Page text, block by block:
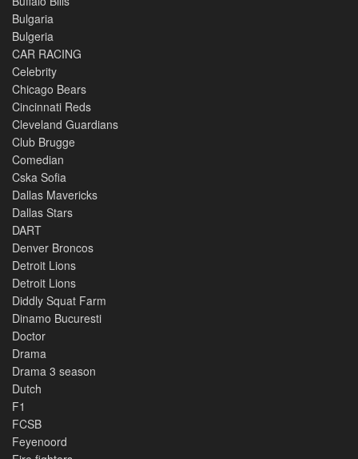
Bulgaria
Bulgeria
CAR RACING
Celebrity
Chicago Bears
Cincinnati Reds
Cleveland Guardians
Club Brugge
Comedian
Cska Sofia
Dallas Mavericks
Dallas Stars
DART
Denver Broncos
Detroit Lions
Detroit Lions
Diddly Squat Farm
Dinamo Bucuresti
Doctor
Drama
Drama 3 season
Dutch
F1
FCSB
Feyenoord